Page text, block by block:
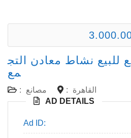
للبيع نشاط معادن التج
مع
: مصانع :
القاهرة
AD DETAILS
Ad ID: